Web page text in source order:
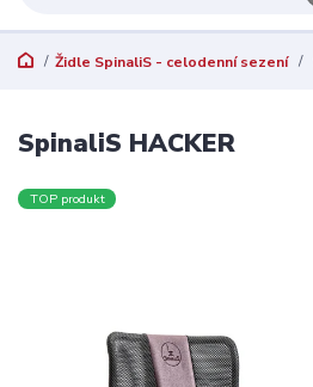
Židle SpinaliS - celodenní sezení
SpinaliS HACKER
TOP produkt